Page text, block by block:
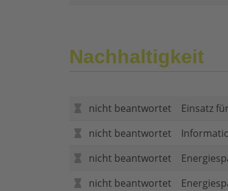
Nachhaltigkeit
nicht beantwortet
Einsatz
nicht beantwortet
nicht beantwortet
nicht beantwortet